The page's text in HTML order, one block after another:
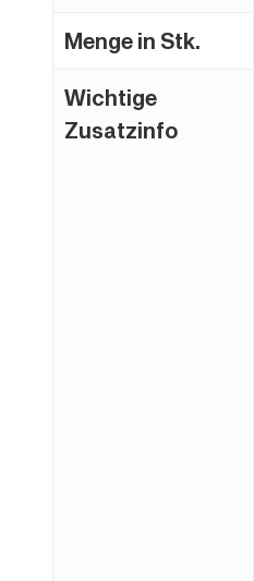
Menge in Stk.
Wichtige
Zusatzinfo